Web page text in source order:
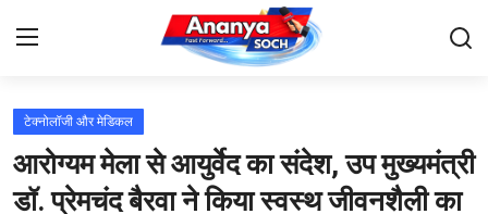
Home
Contact
टेक्नोलॉजी और मेडिकल
आरोग्यम मेला से आयुर्वेद का संदेश, उप मुख्यमंत्री
डॉ. प्रेमचंद बैरवा ने किया स्वस्थ जीवनशैली का